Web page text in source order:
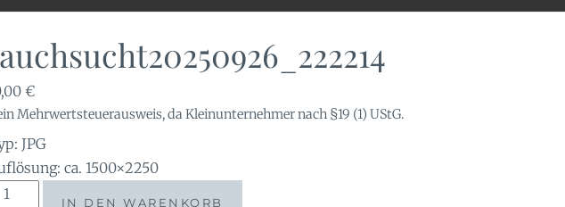
€
Mehrwertsteuerausweis, da Kleinunternehmer nach §19 (1) UStG.
JPG
ca. 1500×2250
IN DEN WARENKORB